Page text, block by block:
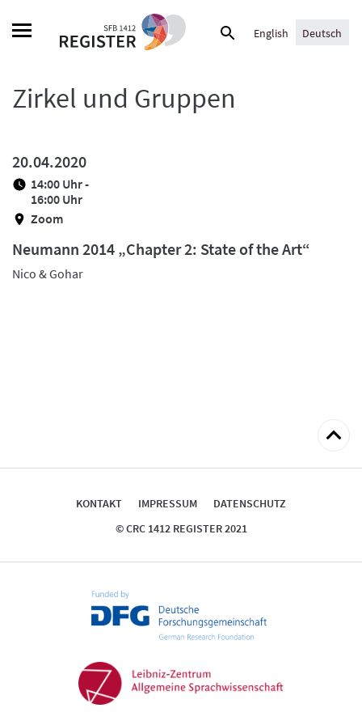
Suche
English Deutsch
Zirkel und Gruppen
20.04.2020
14:00 Uhr -
16:00 Uhr
Zoom
Neumann 2014 „Chapter 2: State of the Art“
Nico & Gohar
zum
KONTAKT IMPRESSUM
DATENSCHUTZ
© CRC 1412 REGISTER 2021